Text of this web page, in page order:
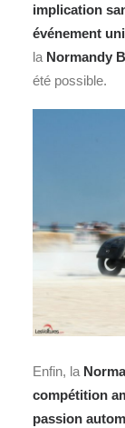
implication
événement
la Normandy
été possible.
Enfin, la
compétition
passion